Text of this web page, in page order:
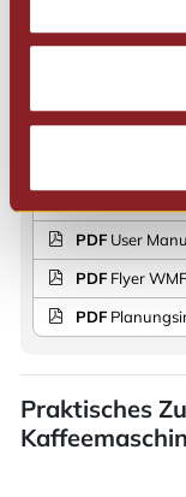
Dokumente
PDF User
PDF Flyer
PDF
Praktisches